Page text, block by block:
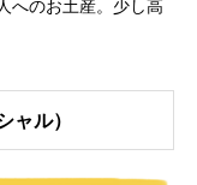
へのお土産。少し高
ャル）